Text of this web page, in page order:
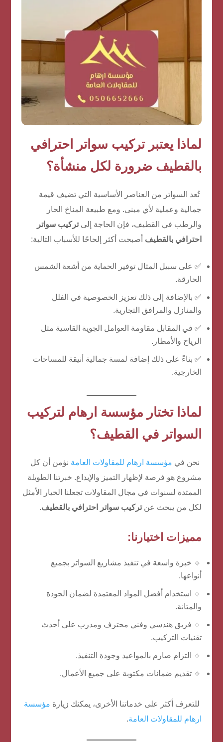
لماذا يعتبر تركيب سواتر احترافي
بالقطيف ضرورة لكل منشأة؟
تُعد السواتر من العناصر الأساسية التي تضيف قيمة
جمالية وعملية لأي مبنى. ومع طبيعة المناخ الحار
والرطب في القطيف، فإن الحاجة إلىتركيب سواتر
احترافي بالقطيف أصبحت أكثر إلحاحًا للأسباب التالية:
✅ على سبيل المثال توفير الحماية من أشعة الشمس
الحارقة.
✅ بالإضافة إلى ذلك تعزيز الخصوصية في الفلل
والمنازل والمرافق التجارية.
✅ في المقابل مقاومة العوامل الجوية القاسية مثل
الرياح والأمطار.
✅ بناءً على ذلك إضافة لمسة جمالية أنيقة للمساحات
الخارجية.
لماذا تختار مؤسسة ارهام لتركيب
السواتر في القطيف؟
نحن في مؤسسة ارهام للمقاولات العامة نؤمن أن كل
مشروع هو فرصة لإظهار التميز والإبداع. خبرتنا الطويلة
الممتدة لسنوات في مجال المقاولات تجعلنا الخيار الأمثل
لكل من يبحث عنتركيب سواتر احترافي بالقطيف.
مميزات اختيارنا:
🔹 خبرة واسعة في تنفيذ مشاريع السواتر بجميع
أنواعها.
🔹 استخدام أفضل المواد المعتمدة لضمان الجودة
والمتانة.
🔹 فريق هندسي وفني محترف ومدرب على أحدث
تقنيات التركيب.
🔹 التزام صارم بالمواعيد وجودة التنفيذ.
🔹 تقديم ضمانات مكتوبة على جميع الأعمال.
للتعرف أكثر على خدماتنا الأخرى، يمكنك زيارة مؤسسة
ارهام للمقاولات العامة.